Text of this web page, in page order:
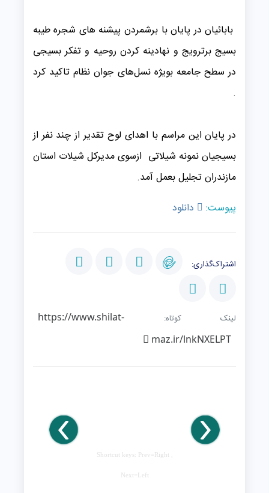
بابائیان در پایان با برشمردن پیشنه های شجره طیبه
بسیج برترویج و نهادینه کردن روحیه و تفکر بسیجی
در سطح جامعه بویژه نسل‌های جوان نظام تاکید کرد
.
در پایان این مراسم با اهدای لوح تقدیر از چند نفر از
بسیجیان نمونه شیلاتی ازسوی مدیرکل شیلات استان
مازندران تجلیل بعمل آمد.
پیوست:
دانلود
اشتراک‌گذاری:
لینک کوتاه:https://www.shilat-
maz.ir/lnkNXELPT
Shortcut keys: Prev=Right ,
Next=Left